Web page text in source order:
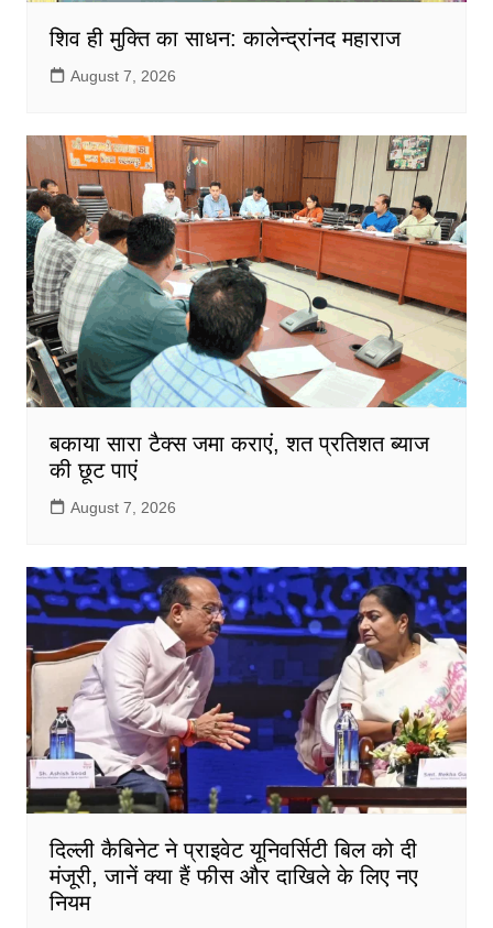
शिव ही मुक्ति का साधन: कालेन्द्रांनद महाराज
August 7, 2026
बकाया सारा टैक्स जमा कराएं, शत प्रतिशत ब्याज
की छूट पाएं
August 7, 2026
दिल्ली कैबिनेट ने प्राइवेट यूनिवर्सिटी बिल को दी
मंजूरी, जानें क्या हैं फीस और दाखिले के लिए नए
नियम